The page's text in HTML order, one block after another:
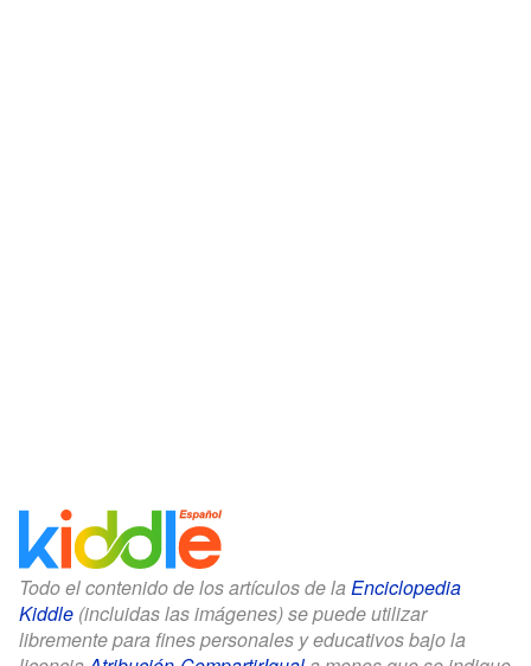
Todo el contenido de los artículos de la Enciclopedia
Kiddle (incluidas las imágenes) se puede utilizar
libremente para fines personales y educativos bajo la